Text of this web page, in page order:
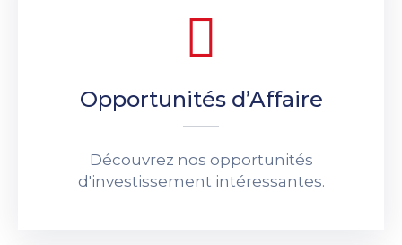
Opportunités d’Affaire
Découvrez nos opportunités
d'investissement intéressantes.